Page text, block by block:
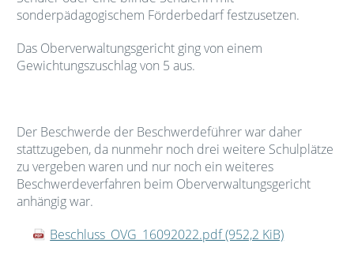
sonderpädagogischem Förderbedarf festzusetzen.
Das Oberverwaltungsgericht ging von einem
Gewichtungszuschlag von 5 aus.
Der Beschwerde der Beschwerdeführer war daher
stattzugeben, da nunmehr noch drei weitere Schulplätze
zu vergeben waren und nur noch ein weiteres
Beschwerdeverfahren beim Oberverwaltungsgericht
anhängig war.
Beschluss_OVG_16092022.pdf(952,2 KiB)